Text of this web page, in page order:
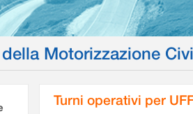
Motorizzazione
Turni operativi per